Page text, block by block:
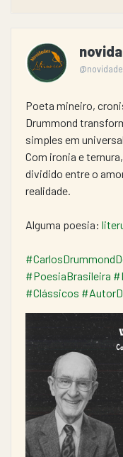
Poeta mineiro,
Drummond
simples em
Com ironia e
dividido entre o
realidade.
Alguma poesia:
#PoesiaBrasileira
#Clássicos